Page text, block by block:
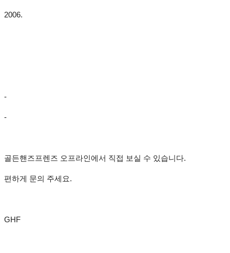
2006.
-
-
골든핸즈프렌즈 오프라인에서 직접 보실 수 있습니다.
편하게 문의 주세요.
GHF